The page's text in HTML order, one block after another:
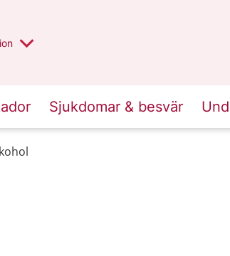
region
Sjukdomar & besvär